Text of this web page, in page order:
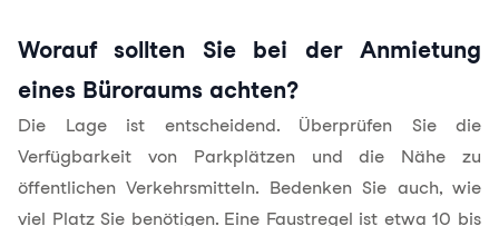
Worauf sollten Sie bei der Anmietung
eines Büroraums achten?
Die Lage ist entscheidend. Überprüfen Sie die
Verfügbarkeit von Parkplätzen und die Nähe zu
öffentlichen Verkehrsmitteln. Bedenken Sie auch, wie
viel Platz Sie benötigen. Eine Faustregel ist etwa 10 bis